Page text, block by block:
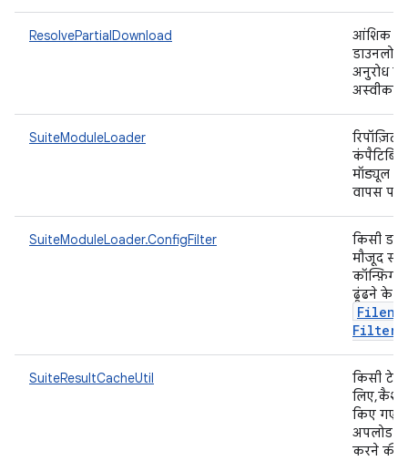
ResolvePartialDownload
आंशिक
अनुरोध
SuiteModuleLoader
मॉड्यूल की
वापस
SuiteModuleLoader.ConfigFilter
किसी
मौजूद सभी
ढूंढने के
Filter
SuiteResultCacheUtil
किसी
लिए, कैश
किए गए
अपलोड
करने की